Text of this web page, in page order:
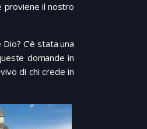
proviene il nostro
C’è stata una
domande in
di chi crede in